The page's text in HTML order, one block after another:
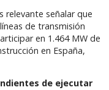
relevante señalar que
de transmisión
en 1.464 MW de
en España,
de ejecutar